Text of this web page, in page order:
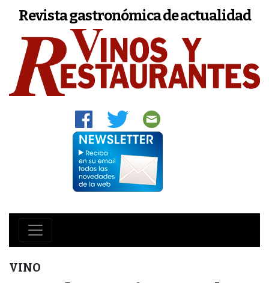
Revista gastronómica de actualidad
VINO